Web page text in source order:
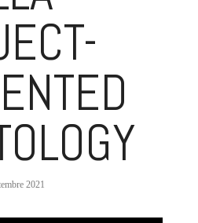
2021